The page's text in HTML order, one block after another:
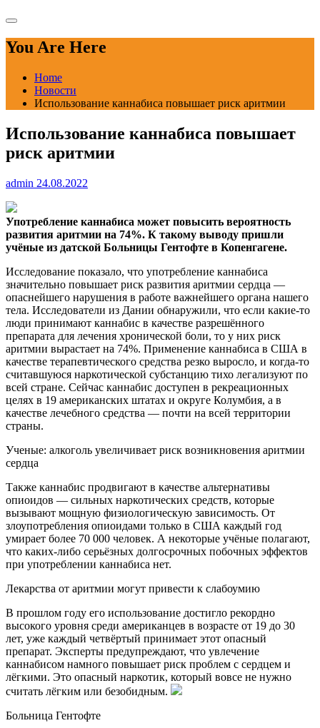
You Are Here
Home
Новости
Использование каннабиса повышает риск аритмии
Использование каннабиса повышает
риск аритмии
admin 24.08.2022
Употребление каннабиса может повысить вероятность
развития аритмии на 74%. К такому выводу пришли
учёные из датской Больницы Гентофте в Копенгагене.
Исследование показало, что употребление каннабиса
значительно повышает риск развития аритмии сердца —
опаснейшего нарушения в работе важнейшего органа нашего
тела. Исследователи из Дании обнаружили, что если какие-то
люди принимают каннабис в качестве разрешённого
препарата для лечения хронической боли, то у них риск
аритмии вырастает на 74%. Применение каннабиса в США в
качестве терапевтического средства резко выросло, и когда-то
считавшуюся наркотической субстанцию тихо легализуют по
всей стране. Сейчас каннабис доступен в рекреационных
целях в 19 американских штатах и округе Колумбия, а в
качестве лечебного средства — почти на всей территории
страны.
Ученые: алкоголь увеличивает риск возникновения аритмии
сердца
Также каннабис продвигают в качестве альтернативы
опиоидов — сильных наркотических средств, которые
вызывают мощную физиологическую зависимость. От
злоупотребления опиоидами только в США каждый год
умирает более 70 000 человек. А некоторые учёные полагают,
что каких-либо серьёзных долгосрочных побочных эффектов
при употреблении каннабиса нет.
Лекарства от аритмии могут привести к слабоумию
В прошлом году его использование достигло рекордно
высокого уровня среди американцев в возрасте от 19 до 30
лет, уже каждый четвёртый принимает этот опасный
препарат. Эксперты предупреждают, что увлечение
каннабисом намного повышает риск проблем с сердцем и
лёгкими. Это опасный наркотик, который вовсе не нужно
считать лёгким или безобидным.
Больница Гентофте